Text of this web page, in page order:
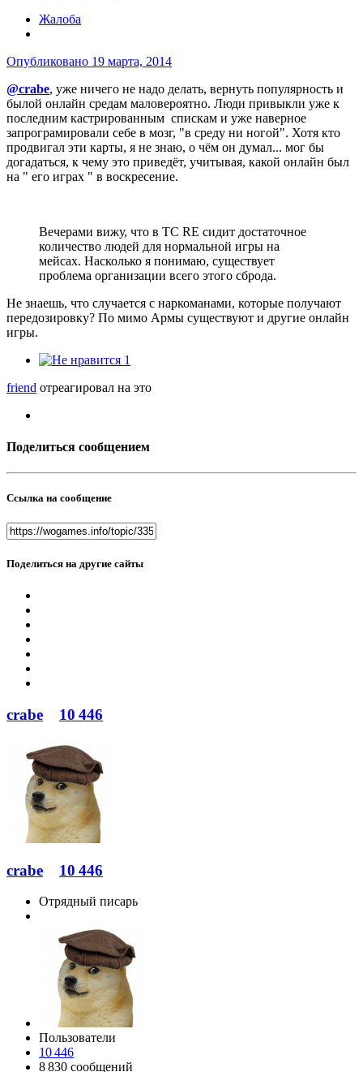
Жалоба
Опубликовано 19 марта, 2014
@crabe, уже ничего не надо делать, вернуть популярность и
былой онлайн средам маловероятно. Люди привыкли уже к
последним кастрированным спискам и уже наверное
запрограмировали себе в мозг, "в среду ни ногой". Хотя кто
продвигал эти карты, я не знаю, о чём он думал... мог бы
догадаться, к чему это приведёт, учитывая, какой онлайн был
на " его играх " в воскресение.
Вечерами вижу, что в ТС RE сидит достаточное
количество людей для нормальной игры на
мейсах. Насколько я понимаю, существует
проблема организации всего этого сброда.
Не знаешь, что случается с наркоманами, которые получают
передозировку? По мимо Армы существуют и другие онлайн
игры.
1
friend отреагировал на это
Поделиться сообщением
Ссылка на сообщение
Поделиться на другие сайты
crabe 10 446
crabe 10 446
Отрядный писарь
Пользователи
10 446
8 830 сообщений